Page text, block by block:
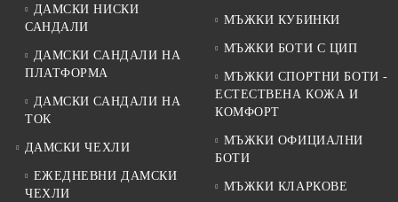
ДАМСКИ НИСКИ
САНДАЛИ
ДАМСКИ САНДАЛИ НА
ПЛАТФОРМА
ДАМСКИ САНДАЛИ НА
ТОК
ДАМСКИ ЧЕХЛИ
ЕЖЕДНЕВНИ ДАМСКИ
ЧЕХЛИ
МЪЖКИ КУБИНКИ
МЪЖКИ БОТИ С ЦИП
МЪЖКИ СПОРТНИ БОТИ -
ЕСТЕСТВЕНА КОЖА И
КОМФОРТ
МЪЖКИ ОФИЦИАЛНИ
БОТИ
МЪЖКИ КЛАРКОВЕ